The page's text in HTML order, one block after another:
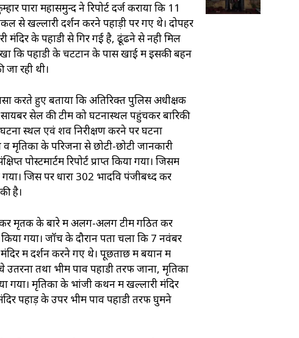
पारा महासमुन्द ने रिपोर्ट दर्ज कराया कि 11
से खल्लारी दर्शन करने पहाड़ी पर गए थे। दोपहर
मंदिर के पहाडी से गिर गई है, ढूंढने से नही मिल
कि पहाडी के चटटान के पास खाई में इसकी बहन
जा रही थी।
करते हुए बताया कि अतिरिक्त पुलिस अधीक्षक
सेल की टीम को घटनास्थल पहुंचकर बारिकी
घटना स्थल एवं शव निरीक्षण करने पर घटना
मृतिका के परिजनों से छोटी-छोटी जानकारी
पोस्टमार्टम रिपोर्ट प्राप्त किया गया। जिसमें
जिस पर धारा 302 भादवि पंजीबध्द कर
है।
कर मृतक के बारे में अलग-अलग टीम गठित कर
गया। जॉच के दौरान पता चला कि 7 नवंबर
मंदिर में दर्शन करने गए थे। पूछताछ में बयान में
उतरना तथा भीम पाव पहाडी तरफ जाना, मृतिका
गया। मृतिका के भांजी कथन में खल्लारी मंदिर
पहाड़ के उपर भीम पाव पहाडी तरफ घुमने